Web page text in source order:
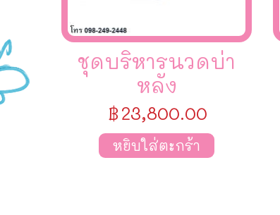
ชุดบริหารนวดบ่า
หลัง
฿23,800.00
หยิบใส่ตะกร้า